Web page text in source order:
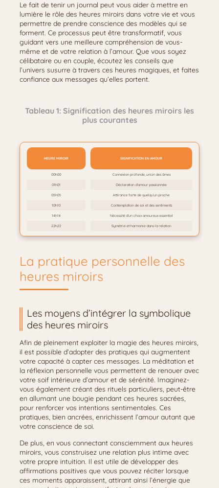
Le fait de tenir un journal peut vous aider à mettre en
lumière le rôle des heures miroirs dans votre vie et vous
permettre de prendre conscience des modèles qui se
forment. Ce processus peut être transformatif, vous
guidant vers une meilleure compréhension de vous-
même et de votre relation à l’amour. Que vous soyez
célibataire ou en couple, écoutez les conseils que
l’univers susurre à travers ces heures magiques, et faites
confiance aux messages qu’elles portent.
Tableau 1: Signification des heures miroirs les
plus courantes
HEURE MIROIR SIGNIFICATION EN AMOUR
00h00 Connexion profonde, union des âmes
01h01 Déclaration d’amour passionnée
05h05 Attirance forte de quelqu’un proche
10h10 Contemplation de soi et des sentiments
14h14 Nécessité d’un choix amoureux essentiel
22h22 Symétrie et harmonie dans la relation
La pratique personnelle des
heures miroirs
Les moyens d’intégrer la symbolique
des heures miroirs
Afin de pleinement exploiter la magie des heures miroirs,
il est possible d’adopter des pratiques qui augmentent
votre capacité à capter ces messages. La méditation et
la réflexion personnelle vous permettent de renouer avec
votre soif intérieure d’amour et de sérénité. Imaginez-
vous également créant des rituels particuliers, peut-être
en allumant une bougie pendant ces heures sacrées,
pour renforcer vos intentions sentimentales. Ces
pratiques, bien ancrées, enrichissent l’amour autant que
votre conscience de soi.
De plus, en vous connectant consciemment aux heures
miroirs, vous construisez une relation plus intime avec
votre propre intuition. Il est utile de développer des
affirmations positives que vous pouvez réciter lorsque
ces moments apparaissent, attirant ainsi l’énergie que